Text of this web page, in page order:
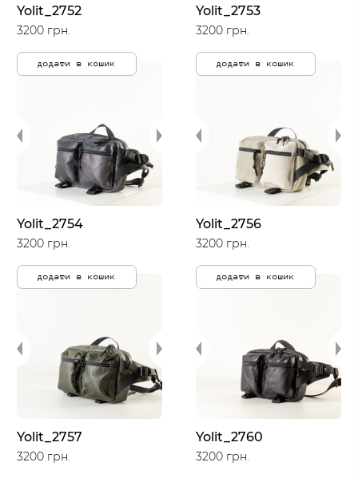
Yolit_2752
3200 грн.
додати в кошик
Yolit_2753
3200 грн.
додати в кошик
Yolit_2754
3200 грн.
додати в кошик
Yolit_2756
3200 грн.
додати в кошик
Yolit_2757
3200 грн.
Yolit_2760
3200 грн.